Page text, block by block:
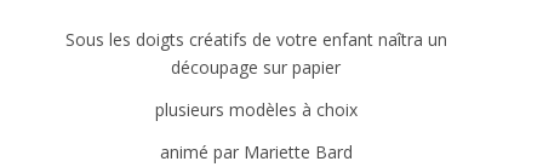
Sous les doigts créatifs de votre enfant naîtra un
découpage sur papier
plusieurs modèles à choix
animé par Mariette Bard
sont pas
sont
nécessaires au
du site Web.